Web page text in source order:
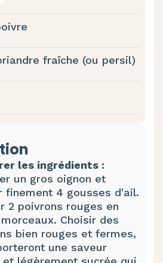
fraîche (ou persil)
les ingrédients :
un gros oignon et
finement 4 gousses d'ail.
2 poivrons rouges en
Choisir des
bien rouges et fermes,
une saveur